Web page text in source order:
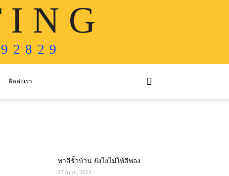
I N G
2 8 2 9
ติดต่อเรา
ทาสีรั้วบ้าน ยังไงไม่ให้สีพอง
27 April, 2020